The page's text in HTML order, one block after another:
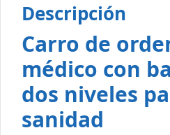
Descripción
Carro de
médico con
dos niveles
sanidad